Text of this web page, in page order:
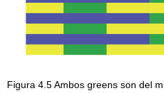
Figura 4.5 Ambos greens son del